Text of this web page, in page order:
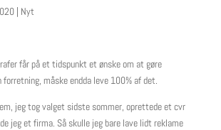
| Nyt
får på et tidspunkt et ønske om at gøre
måske endda leve 100% af det.
jeg tog valget sidste sommer, oprettede et cvr
jeg et firma. Så skulle jeg bare lave lidt reklame